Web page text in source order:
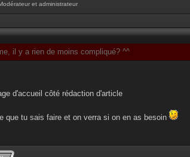
et administrateur
il y a rien de moins compliqué? ^^
d'accueil côté rédaction d'article
que tu sais faire et on verra si on en as besoin